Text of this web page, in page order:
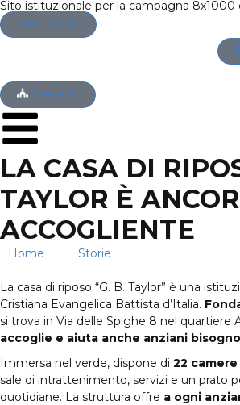
Sito istituzionale per la campagna 8x1000
Sito UCEBI
Area enti
LA CASA DI
TAYLOR È
ACCOGLIENTE
Home Storie
La casa di riposo “G. B. Taylor” è una
Cristiana Evangelica Battista d’Italia.
si trova in Via delle Spighe 8 nel quartiere
accoglie e aiuta anche anziani
Immersa nel verde, dispone di 22 camere
sale di intrattenimento, servizi e un prato
quotidiane. La struttura offre a ogni